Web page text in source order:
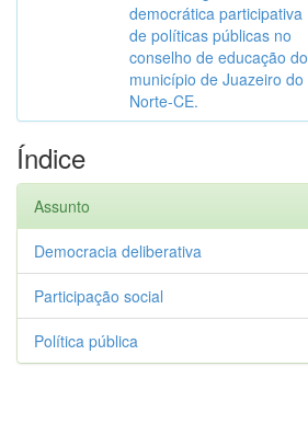
democrática participativa
de políticas públicas no
conselho de educação do
município de Juazeiro do
Norte-CE.
Índice
Assunto
Democracia deliberativa
Participação social
Política pública